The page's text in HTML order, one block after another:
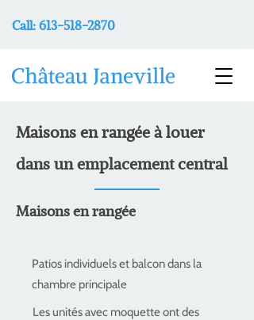
Call:613-518-2870
Maisons en rangée à louer
dans un emplacement central
Maisons en rangée
Patios individuels et balcon dans la
chambre principale
Les unités avec moquette ont des